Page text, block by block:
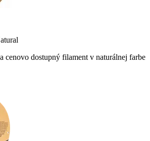
cenovo dostupný filament v naturálnej farbe